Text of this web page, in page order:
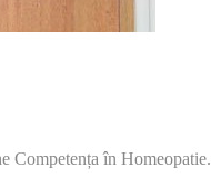
Competența în Homeopatie.